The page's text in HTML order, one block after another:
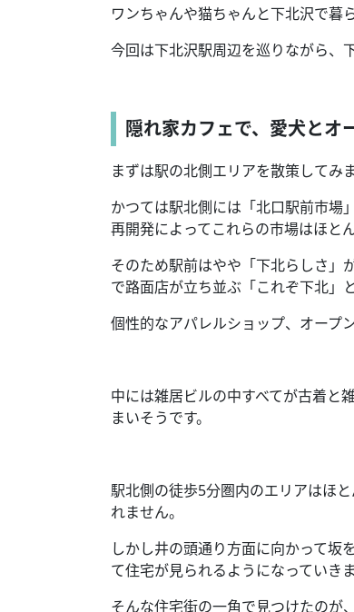
ワンちゃんや猫ちゃんと下北沢で暮
今回は下北沢駅周辺を巡りながら、
隠れ家カフェで、愛犬とオ
まずは駅の北側エリアを散策してみ
かつては駅北側には「北口駅前市場
再開発によってこれらの市場はほと
そのため駅前はやや「下北らしさ」
で路面店が立ち並ぶ「これぞ下北」
個性的なアパレルショップ、オープ
中には雑居ビルの中すべてが古着と
まいそうです。
駅北側の徒歩5分圏内のエリアはほ
れません。
しかし井の頭通り方面に向かって坂
て住宅が見られるようになっていきま
そんな住宅街の一角で見つけたのが